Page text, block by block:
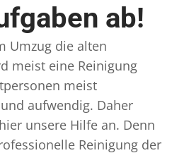
ab!
Umzug die alten
meist eine Reinigung
meist
aufwendig. Daher
unsere Hilfe an. Denn
Reinigung der